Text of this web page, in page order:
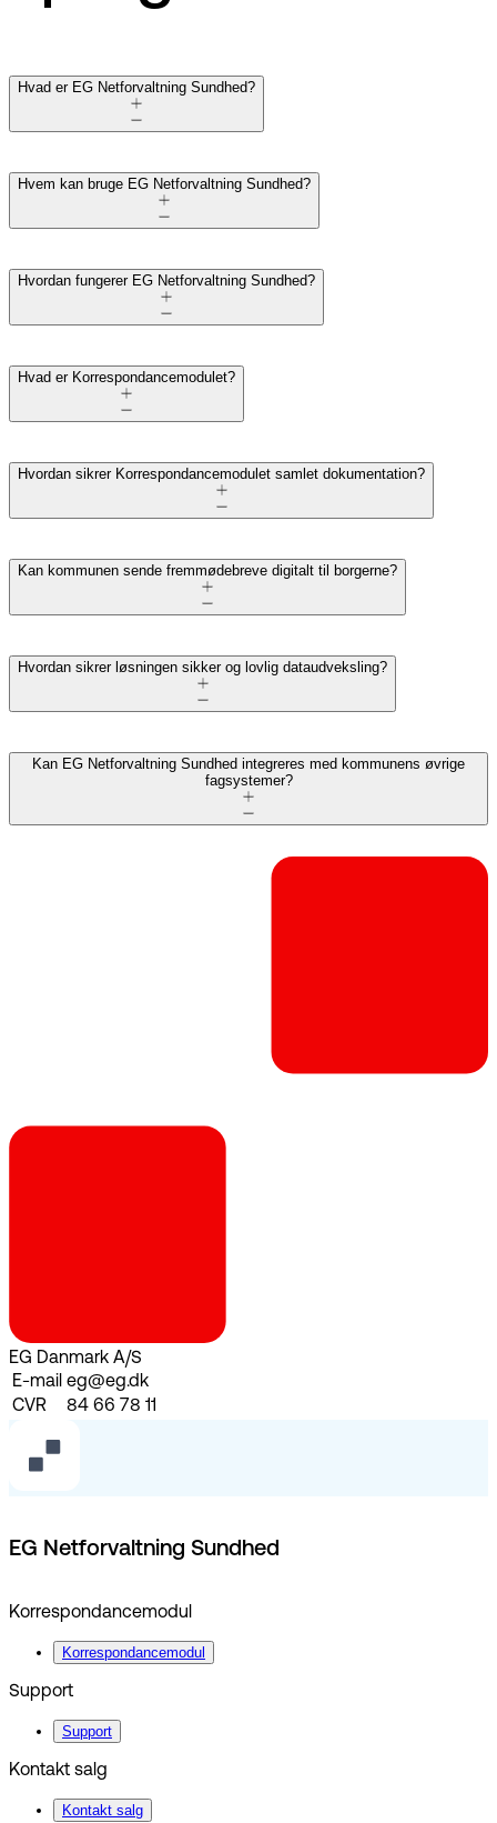
Hvad er EG Netforvaltning Sundhed?
Hvem kan bruge EG Netforvaltning Sundhed?
Hvordan fungerer EG Netforvaltning Sundhed?
Hvad er Korrespondancemodulet?
Hvordan sikrer Korrespondancemodulet samlet dokumentation?
Kan kommunen sende fremmødebreve digitalt til borgerne?
Hvordan sikrer løsningen sikker og lovlig dataudveksling?
Kan EG Netforvaltning Sundhed integreres med kommunens øvrige
fagsystemer?
EG Danmark A/S
E-mail eg@eg.dk
CVR
84 66 78 11
EG Netforvaltning Sundhed
Korrespondancemodul
Korrespondancemodul
Support
Support
Kontakt salg
Kontakt salg